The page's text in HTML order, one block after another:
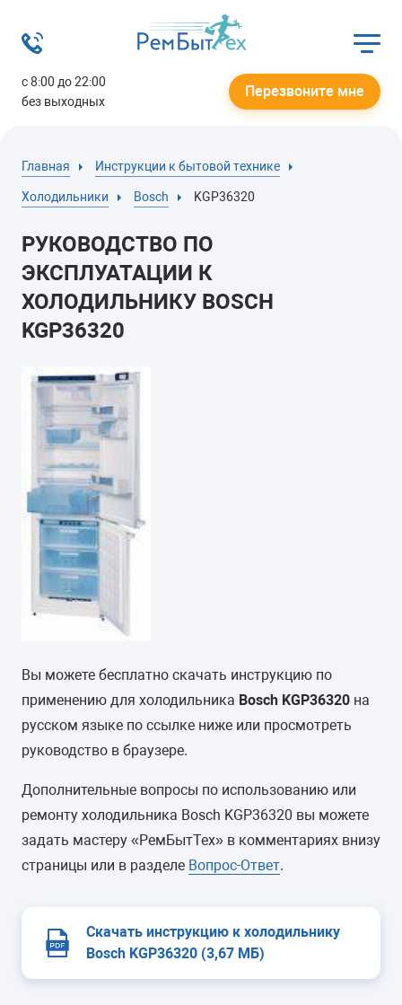
с 8:00 до 22:00
без выходных
Перезвоните мне
Главная Инструкции к бытовой технике
Холодильники Bosch KGP36320
РУКОВОДСТВО ПО
ЭКСПЛУАТАЦИИ К
ХОЛОДИЛЬНИКУ BOSCH
KGP36320
Вы можете бесплатно скачать инструкцию по
применению для холодильника Bosch KGP36320 на
русском языке по ссылке ниже или просмотреть
руководство в браузере.
Дополнительные вопросы по использованию или
ремонту холодильника Bosch KGP36320 вы можете
задать мастеру «РемБытТех» в комментариях внизу
страницы или в разделе Вопрос-Ответ.
Скачать инструкцию к холодильнику
Bosch KGP36320 (3,67 МБ)